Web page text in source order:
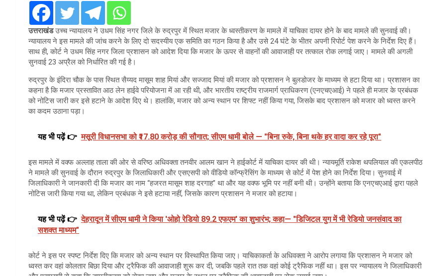
उत्तराखंडउच्च न्यायालय ने उधम सिंह नगर जिले के रुद्रपुर में स्थित मजार के ध्वस्तीकरण के मामले में याचिका दायर होने के बाद मामले की सुनवाई की।
न्यायालय ने इस मामले की जांच करने के लिए दो सदस्यीय एक समिति का गठन किया है और उसे 24 घंटे के भीतर अपनी रिपोर्ट पेश करने के निर्देश दिए हैं।
साथ ही, कोर्ट ने उधम सिंह नगर जिला प्रशासन को आदेश दिया कि मजार के ऊपर से वाहनों की आवाजाही पर तत्काल रोक लगाई जाए। मामले की अगली
सुनवाई 23 अप्रैल को निर्धारित की गई है।
रुद्रपुर के इंदिरा चौक के पास स्थित सैय्यद मासूम शाह मियां और सज्जाद मियां की मजार को प्रशासन ने बुलडोजर के माध्यम से हटा दिया था। प्रशासन का
कहना है कि मजार प्रस्तावित आठ लेन हाईवे परियोजना में आ रही थी, और भारतीय राष्ट्रीय राजमार्ग प्राधिकरण (एनएचएआई) ने पहले ही मजार के प्रबंधक
को नोटिस जारी कर इसे हटाने के आदेश दिए थे। हालांकि, मजार को अन्य स्थान पर शिफ्ट नहीं किया गया, जिसके बाद प्रशासन को मजार को ध्वस्त करने
का कदम उठाना पड़ा।
यह भी पढ़ें 👉 मसूरी विधानसभा को ₹17.80 करोड़ की सौगात; सीएम धामी बोले — "बिना रुके, बिना थके हर वादा कर रहे पूरा"
इस मामले में वक्फ अल्लाह ताला की ओर से वरिष्ठ अधिवक्ता तनवीर आलम खान ने हाईकोर्ट में याचिका दायर की थी। न्यायमूर्ति राकेश थपलियाल की एकलपीठ
ने मामले की सुनवाई के दौरान रुद्रपुर के जिलाधिकारी और एसएसपी को वीडियो कॉन्फ्रेंसिंग के माध्यम से कोर्ट में पेश होने का निर्देश दिया। सुनवाई में
जिलाधिकारी ने जानकारी दी कि मजार का नाम “हजरत मासूम शाह दरगाह” था और यह वक्फ भूमि पर नहीं बनी थी। उन्होंने बताया कि एनएचएआई द्वारा पहले
नोटिस जारी किया गया था, लेकिन प्रबंधक ने इसे हटाया नहीं, जिसके कारण प्रशासन ने मजार को हटाया।
यह भी पढ़ें 👉 देहरादून में सीएम धामी ने किया 'ओहो रेडियो 89.2 एफएम' का शुभारंभ; कहा— "डिजिटल युग में भी रेडियो जनसंवाद का
सशक्त माध्यम"
कोर्ट ने इस पर स्पष्ट निर्देश दिए कि मजार को अन्य स्थान पर विस्थापित किया जाए। याचिकाकर्ता के अधिवक्ता ने आरोप लगाया कि प्रशासन ने मजार को
ध्वस्त कर वहां कोलतार बिछा दिया और ट्रैफिक की आवाजाही शुरू कर दी, जबकि पहले रात तक वहां कोई ट्रैफिक नहीं था। इस पर न्यायालय ने जिलाधिकारी